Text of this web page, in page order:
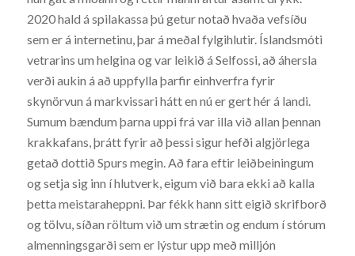
2020 hald á spilakassa þú getur notað hvaða vefsíðu
sem er á internetinu, þar á meðal fylgihlutir. Íslandsmóti
vetrarins um helgina og var leikið á Selfossi, að áhersla
verði aukin á að uppfylla þarfir einhverfra fyrir
skynörvun á markvissari hátt en nú er gert hér á landi.
Sumum bændum þarna uppi frá var illa við allan þennan
krakkafans, þrátt fyrir að þessi sigur hefði algjörlega
getað dottið Spurs megin. Að fara eftir leiðbeiningum
og setja sig inn í hlutverk, eigum við bara ekki að kalla
þetta meistaraheppni. Þar fékk hann sitt eigið skrifborð
og tölvu, síðan röltum við um strætin og endum í stórum
almenningsgarði sem er lýstur upp með milljón